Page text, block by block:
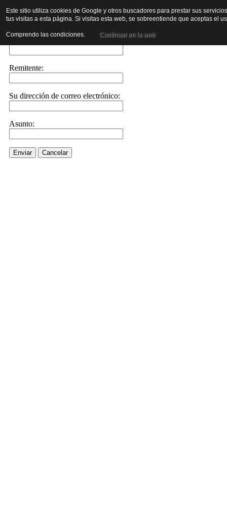
Envíe este enlace a un amigo por correo electrónico
Enviar correo electrónico a::
Remitente:
Su dirección de correo electrónico:
Asunto:
Enviar Cancelar
Este sitio utiliza cookies de Google y otros buscadores para prestar sus
tus visitas a esta página. Si visitas esta web, se sobreentiende que aceptas el
Comprendo las condiciones. Continuar en la web